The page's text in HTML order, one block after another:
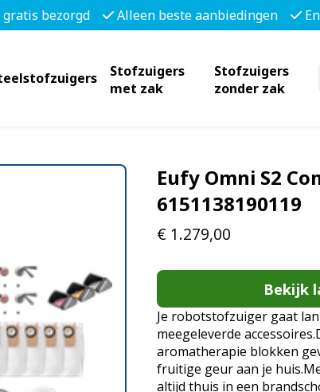
gratis bezorgd Alleen beste aanbiedingen
Stofzuigers
met zak
Stofzuigers
zonder zak
Eufy Omni S2
6151138190119
€ 1.279,00
Bekijk
Je robotstofzuiger gaat
meegeleverde
aromatherapie blokken
fruitige geur aan je
altijd thuis in een